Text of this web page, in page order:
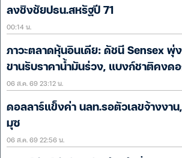
ลงชิงชัยปธน.สหรัฐปี 71
00:14 น.
ภาวะตลาดหุ้นอินเดีย: ดัชนี Sensex พุ่
ขานรับราคาน้ำมันร่วง, แบงก์ชาติคงดอ
06 ส.ค. 69 23:12 น.
ดอลลาร์แข็งค่า นลท.รอตัวเลขจ้างงา
มุซ
06 ส.ค. 69 22:56 น.